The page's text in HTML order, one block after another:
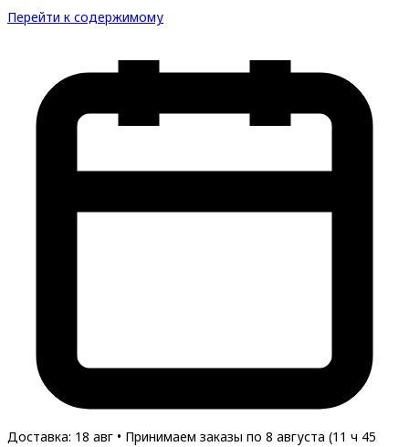
Перейти к содержимому
Доставка: 18 авг • Принимаем заказы по 8 августа (11 ч 45